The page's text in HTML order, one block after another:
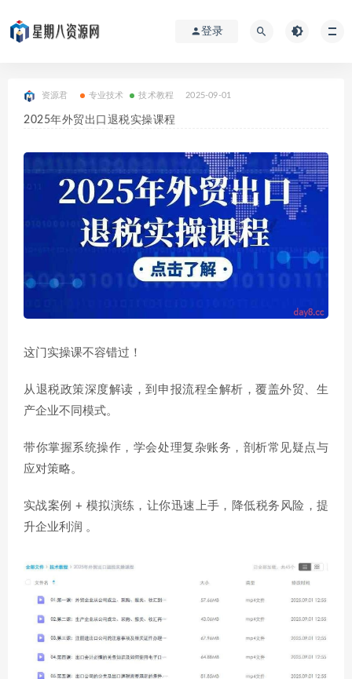
登录
资源君 专业技术 技术教程 2025-09-01
2025年外贸出口退税实操课程
这门实操课不容错过！
从退税政策深度解读，到申报流程全解析，覆盖外贸、生
产企业不同模式。
带你掌握系统操作，学会处理复杂账务，剖析常见疑点与
应对策略。
实战案例 + 模拟演练，让你迅速上手，降低税务风险，提
升企业利润 。